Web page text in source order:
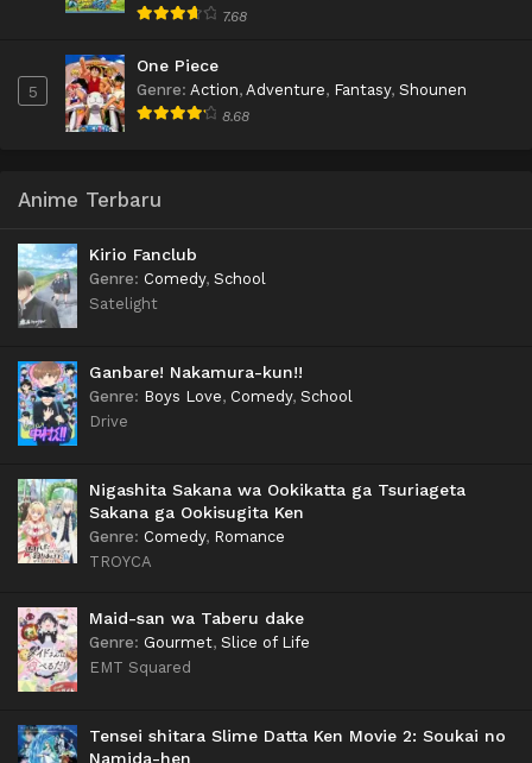
7.68
5
One Piece
Genre: Action, Adventure, Fantasy, Shounen
8.68
Anime Terbaru
Kirio Fanclub
Genre: Comedy, School
Satelight
Ganbare! Nakamura-kun!!
Genre: Boys Love, Comedy, School
Drive
Nigashita Sakana wa Ookikatta ga Tsuriageta
Sakana ga Ookisugita Ken
Genre: Comedy, Romance
TROYCA
Maid-san wa Taberu dake
Genre: Gourmet, Slice of Life
EMT Squared
Tensei shitara Slime Datta Ken Movie 2: Soukai no
Namida-hen